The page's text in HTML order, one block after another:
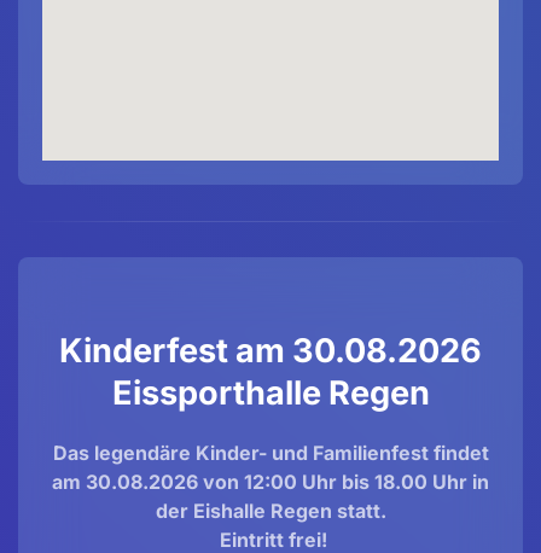
Kinderfest am 30.08.2026
Eissporthalle Regen
Das legendäre Kinder- und Familienfest findet
am 30.08.2026 von 12:00 Uhr bis 18.00 Uhr in
der Eishalle Regen statt.
Eintritt frei!